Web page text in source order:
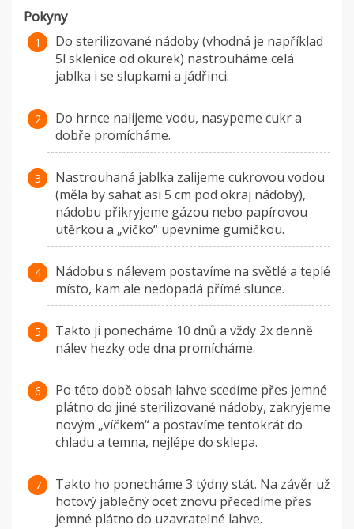
Pokyny
Do sterilizované nádoby (vhodná je například
5l sklenice od okurek) nastrouháme celá
jablka i se slupkami a jádřinci.
Do hrnce nalijeme vodu, nasypeme cukr a
dobře promícháme.
Nastrouhaná jablka zalijeme cukrovou vodou
(měla by sahat asi 5 cm pod okraj nádoby),
nádobu přikryjeme gázou nebo papírovou
utěrkou a „víčko“ upevníme gumičkou.
Nádobu s nálevem postavíme na světlé a teplé
místo, kam ale nedopadá přímé slunce.
Takto ji ponecháme 10 dnů a vždy 2x denně
nálev hezky ode dna promícháme.
Po této době obsah lahve scedíme přes jemné
plátno do jiné sterilizované nádoby, zakryjeme
novým „víčkem“ a postavíme tentokrát do
chladu a temna, nejlépe do sklepa.
Takto ho ponecháme 3 týdny stát. Na závěr už
hotový jablečný ocet znovu přecedíme přes
jemné plátno do uzavratelné lahve.